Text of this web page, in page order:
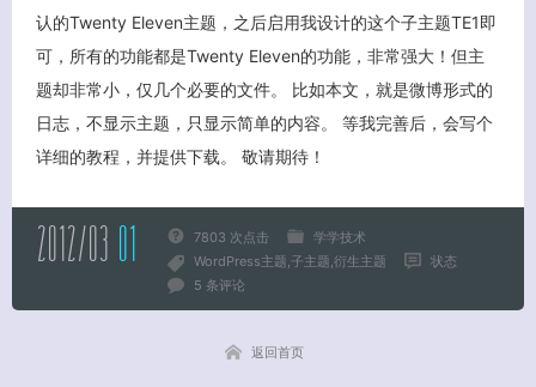
认的Twenty Eleven主题，之后启用我设计的这个子主题TE1即
可，所有的功能都是Twenty Eleven的功能，非常强大！但主
题却非常小，仅几个必要的文件。 比如本文，就是微博形式的
日志，不显示主题，只显示简单的内容。 等我完善后，会写个
详细的教程，并提供下载。 敬请期待！
2012/03 01 7803 次点击
学学技术
WordPress主题 子主题 衍生主题
状态
5 条评论
返回首页
关闭弹窗